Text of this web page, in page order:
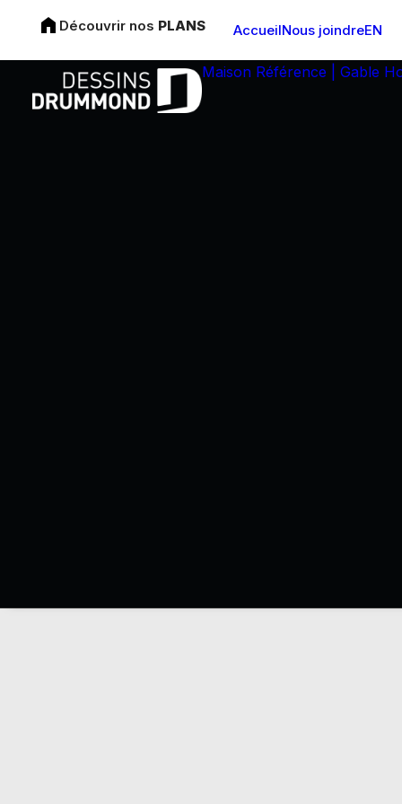
Découvrir nos PLANS AccueilNous joindreEN
Maison Référence | Gable